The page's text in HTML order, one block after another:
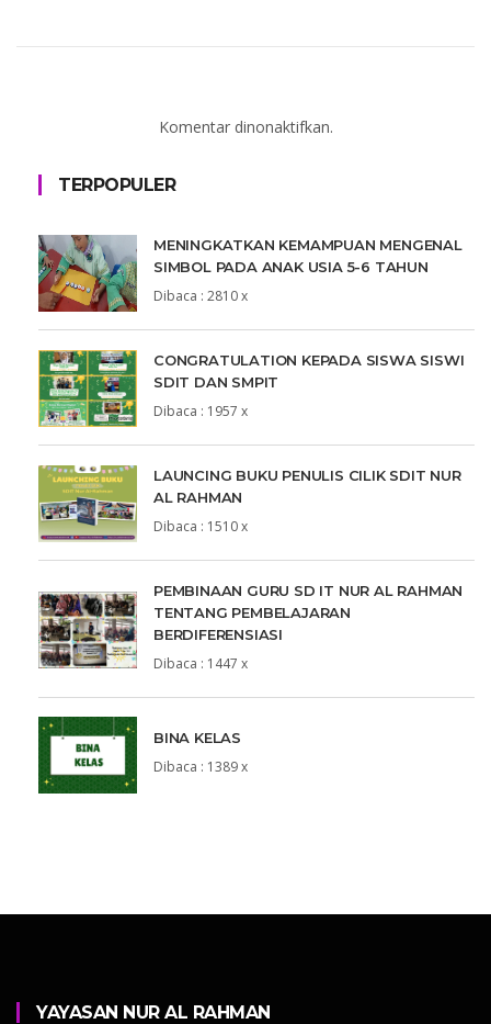
Komentar dinonaktifkan.
TERPOPULER
MENINGKATKAN KEMAMPUAN MENGENAL
SIMBOL PADA ANAK USIA 5-6 TAHUN
Dibaca : 2810 x
CONGRATULATION KEPADA SISWA SISWI
SDIT DAN SMPIT
Dibaca : 1957 x
LAUNCING BUKU PENULIS CILIK SDIT NUR
AL RAHMAN
Dibaca : 1510 x
PEMBINAAN GURU SD IT NUR AL RAHMAN
TENTANG PEMBELAJARAN
BERDIFERENSIASI
Dibaca : 1447 x
BINA KELAS
Dibaca : 1389 x
YAYASAN NUR AL RAHMAN